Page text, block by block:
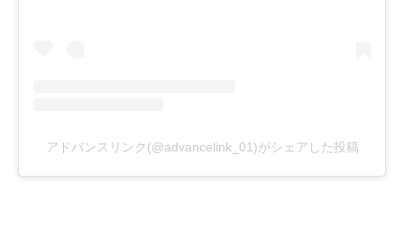
アドバンスリンク(@advancelink_01)がシェアした投稿